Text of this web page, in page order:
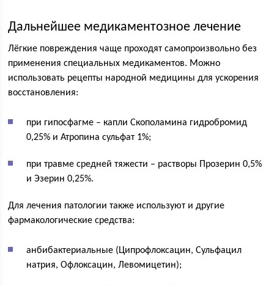
Дальнейшее медикаментозное лечение
Лёгкие повреждения чаще проходят самопроизвольно без
применения специальных медикаментов. Можно
использовать рецепты народной медицины для ускорения
восстановления:
при гипосфагме – капли Скополамина гидробромид
0,25% и Атропина сульфат 1%;
при травме средней тяжести – растворы Прозерин 0,5%
и Эзерин 0,25%.
Для лечения патологии также используют и другие
фармакологические средства:
анбибактериальные (Ципрофлоксацин, Сульфацил
натрия, Офлоксацин, Левомицетин);